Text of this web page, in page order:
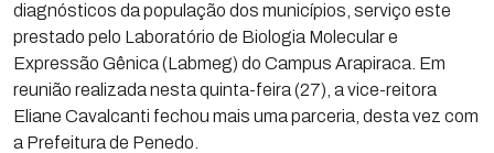
diagnósticos da população dos municípios, serviço este
prestado pelo Laboratório de Biologia Molecular e
Expressão Gênica (Labmeg) do Campus Arapiraca. Em
reunião realizada nesta quinta-feira (27), a vice-reitora
Eliane Cavalcanti fechou mais uma parceria, desta vez com
a Prefeitura de Penedo.